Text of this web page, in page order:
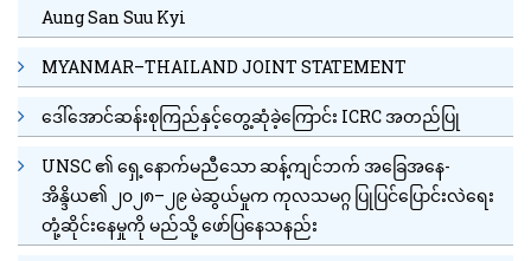
Aung San Suu Kyi
MYANMAR–THAILAND JOINT STATEMENT
ဒေါ်အောင်ဆန်းစုကြည်နှင့်တွေ့ဆုံခဲ့ကြောင်း ICRC အတည်ပြု
UNSC ၏ ရှေ့နောက်မညီသော ဆန့်ကျင်ဘက် အခြေအနေ-
အိန္ဒိယ၏ ၂၀၂၈–၂၉ မဲဆွယ်မှုက ကုလသမဂ္ဂ ပြုပြင်ပြောင်းလဲရေး
တုံ့ဆိုင်းနေမှုကို မည်သို့ ဖော်ပြနေသနည်း